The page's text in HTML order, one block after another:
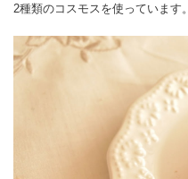
2種類のコスモスを使っています。